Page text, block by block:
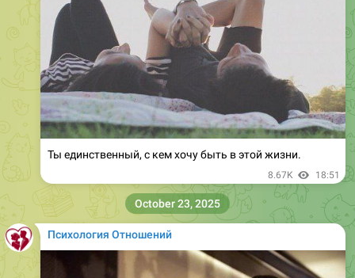
Ты единственный, с кем хочу быть в этой жизни.
8.67K 18:51
Психология Отношений
October 23, 2025